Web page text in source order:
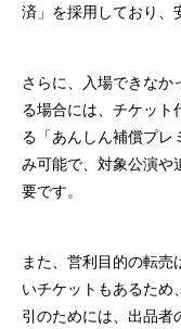
済」を採用しており、
さらに、入場できなか
る場合には、チケット
る「あんしん補償プレ
み可能で、対象公演や
要です。
また、営利目的の転
いチケットもあるため
引のためには、出品者